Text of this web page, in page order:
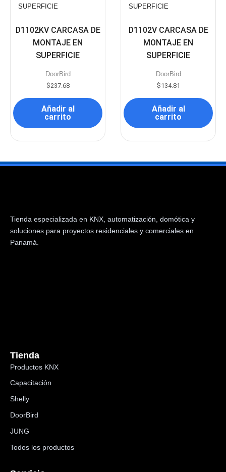
D1102KV CARCASA DE
MONTAJE EN
SUPERFICIE
DoorBird
$237.68
Añadir al
carrito
D1102V CARCASA DE
MONTAJE EN
SUPERFICIE
DoorBird
$134.81
Añadir al
carrito
Tienda especializada en KNX, automatización, domótica y
soluciones para proyectos residenciales y comerciales en
Panamá.
Tienda
Productos KNX
Capacitación
Shelly
DoorBird
JUNG
Todos los productos